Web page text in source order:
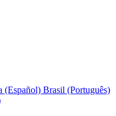
(Español) Brasil (Português)